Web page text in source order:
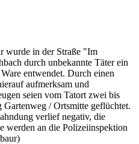
wurde in der Straße "Im
durch unbekannte Täter ein
entwendet. Durch einen
aufmerksam und
seien vom Tatort zwei bis
/ Ortsmitte geflüchtet.
verlief negativ, die
werden an die Polizeiinspektion